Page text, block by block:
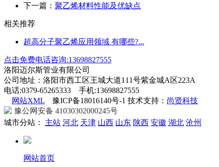
下一篇： 聚乙烯材料性能及优缺点
相关推荐
超高分子聚乙烯应用领域 有哪些?...
点击免费电话咨询:13698827555
洛阳迈尔斯管业有限公司
公司地址：洛阳市西工区王城大道111号紫金城A区223A
电话:0379-65265333 手机:13698827555
网站XML 豫ICP备18016140号-1 技术支持： 尚贤科技
豫公网安备 41030302000245号
城市分站：
主站 河北 天津 山西 山东 陕西 安徽 湖北 沧州
网站首页